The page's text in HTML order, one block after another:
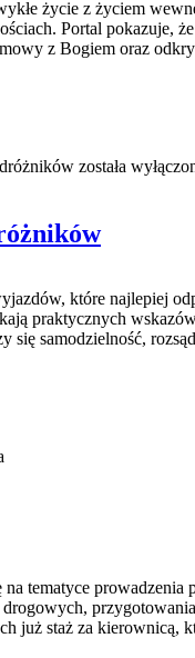
życie z życiem
Portal pokazuje,
z Bogiem oraz
została
które najlepiej
praktycznych
się samodzielność,
tematyce
już staż za